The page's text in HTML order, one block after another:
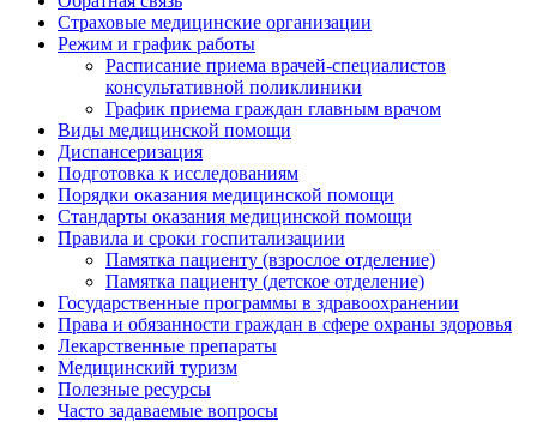
Страховые медицинские организации
Режим и график работы
Расписание приема врачей-специалистов
консультативной поликлиники
График приема граждан главным врачом
Виды медицинской помощи
Диспансеризация
Подготовка к исследованиям
Порядки оказания медицинской помощи
Стандарты оказания медицинской помощи
Правила и сроки госпитализациии
Памятка пациенту (взрослое отделение)
Памятка пациенту (детское отделение)
Государственные программы в здравоохранении
Права и обязанности граждан в сфере охраны здоровья
Лекарственные препараты
Медицинский туризм
Полезные ресурсы
Часто задаваемые вопросы